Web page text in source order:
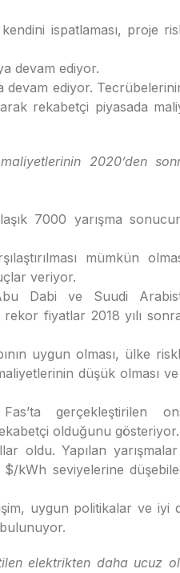
ispatlaması, proje
devam ediyor.
devam ediyor.
rekabetçi piyasada
2020’den
7000 yarışma
mümkün
veriyor.
Dabi ve Suudi
fiyatlar 2018 yılı
uygun olması, ülke
düşük olması ve
gerçekleştirilen
olduğunu gösteriyor.
oldu. Yapılan
kWh seviyelerine
uygun politikalar ve iyi
elektrikten daha ucuz